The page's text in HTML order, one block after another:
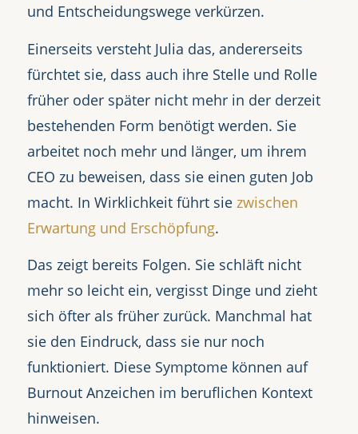
und Entscheidungswege verkürzen.
Einerseits versteht Julia das, andererseits
fürchtet sie, dass auch ihre Stelle und Rolle
früher oder später nicht mehr in der derzeit
bestehenden Form benötigt werden. Sie
arbeitet noch mehr und länger, um ihrem
CEO zu beweisen, dass sie einen guten Job
macht. In Wirklichkeit führt sie zwischen
Erwartung und Erschöpfung.
Das zeigt bereits Folgen. Sie schläft nicht
mehr so leicht ein, vergisst Dinge und zieht
sich öfter als früher zurück. Manchmal hat
sie den Eindruck, dass sie nur noch
funktioniert. Diese Symptome können auf
Burnout Anzeichen im beruflichen Kontext
hinweisen.